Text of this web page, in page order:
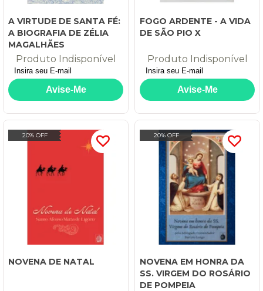
A VIRTUDE DE SANTA FÉ:
A BIOGRAFIA DE ZÉLIA
MAGALHÃES
Produto Indisponível
FOGO ARDENTE - A VIDA
DE SÃO PIO X
Produto Indisponível
20% OFF
NOVENA DE NATAL
20% OFF
NOVENA EM HONRA DA
SS. VIRGEM DO ROSÁRIO
DE POMPEIA